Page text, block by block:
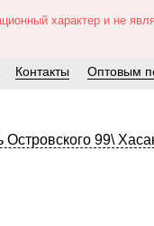
характер и не
Контакты Оптовым
Островского 99\